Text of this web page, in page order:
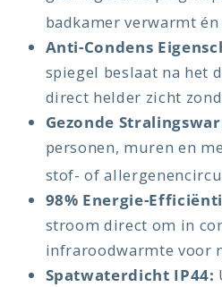
badkamer verwarmt
Anti-Condens
spiegel beslaat na het
direct helder zicht
Gezonde
personen, muren en
stof- of
98% Energie-
stroom direct om in
infraroodwarmte voor
Spatwaterdicht IP44: